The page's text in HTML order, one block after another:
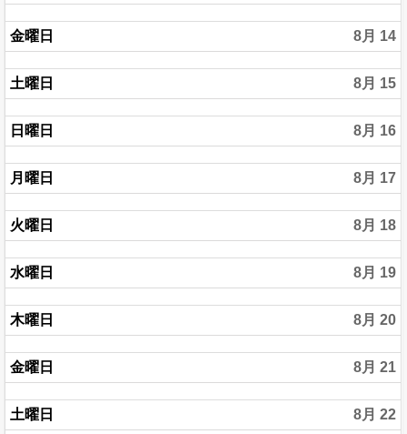
金曜日 8月 14
土曜日 8月 15
日曜日 8月 16
月曜日 8月 17
火曜日 8月 18
水曜日 8月 19
木曜日 8月 20
金曜日 8月 21
土曜日 8月 22